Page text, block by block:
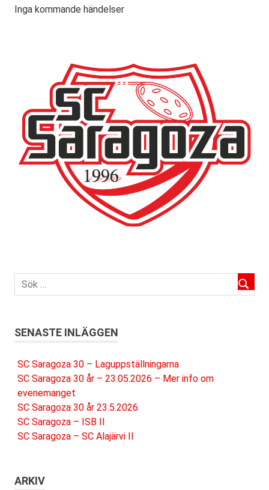
Inga kommande händelser
SENASTE INLÄGGEN
SC Saragoza 30 – Laguppställningarna
SC Saragoza 30 år – 23.05.2026 – Mer info om
evenemanget
SC Saragoza 30 år 23.5.2026
SC Saragoza – ISB II
SC Saragoza – SC Alajärvi II
ARKIV